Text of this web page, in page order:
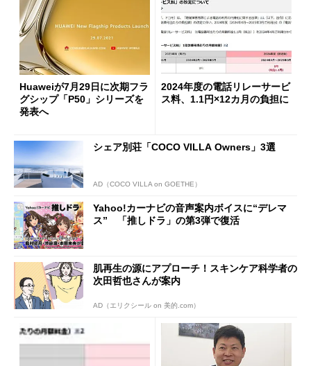
Huaweiが7月29日に次期フラ
グシップ「P50」シリーズを
発表へ
2024年度の電話リレーサービ
ス料、1.1円×12カ月の負担に
シェア別荘「COCO VILLA Owners」3選
AD（COCO VILLA on GOETHE）
Yahoo!カーナビの音声案内ボイスに“デレマ
ス” 「推しドラ」の第3弾で復活
肌再生の源にアプローチ！スキンケア科学者の
次田哲也さんが案内
AD（エリクシール on 美的.com）